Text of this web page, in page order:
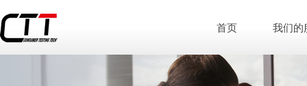
首页 我们的